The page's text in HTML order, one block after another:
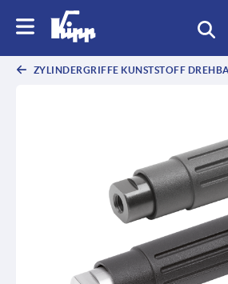
ZYLINDERGRIFFE KUNSTSTOFF